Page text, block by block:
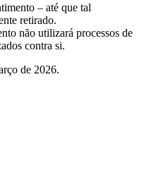
– até que tal
retirado.
não utilizará processos de
contra si.
de 2026.